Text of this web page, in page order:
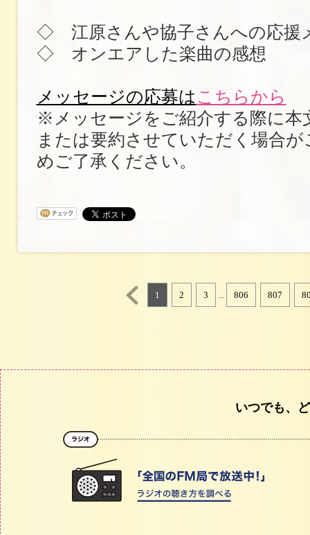
◇ 江原さんや協子さんへの応援
◇ オンエアした楽曲の感想
メッセージの応募は こちらから
※メッセージをご紹介する際に本
または要約させていただく場合
めご了承ください。
1 2 3 ... 806 807
いつでも、